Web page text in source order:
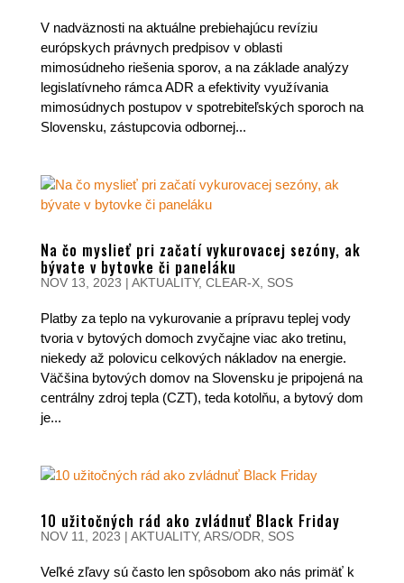
V nadväznosti na aktuálne prebiehajúcu revíziu
európskych právnych predpisov v oblasti
mimosúdneho riešenia sporov, a na základe analýzy
legislatívneho rámca ADR a efektivity využívania
mimosúdnych postupov v spotrebiteľských sporoch na
Slovensku, zástupcovia odbornej...
Na čo myslieť pri začatí vykurovacej sezóny, ak
bývate v bytovke či paneláku
NOV 13, 2023 | AKTUALITY, CLEAR-X, SOS
Platby za teplo na vykurovanie a prípravu teplej vody
tvoria v bytových domoch zvyčajne viac ako tretinu,
niekedy až polovicu celkových nákladov na energie.
Väčšina bytových domov na Slovensku je pripojená na
centrálny zdroj tepla (CZT), teda kotolňu, a bytový dom
je...
10 užitočných rád ako zvládnuť Black Friday
NOV 11, 2023 | AKTUALITY, ARS/ODR SOS
Veľké zľavy sú často len spôsobom ako nás primäť k